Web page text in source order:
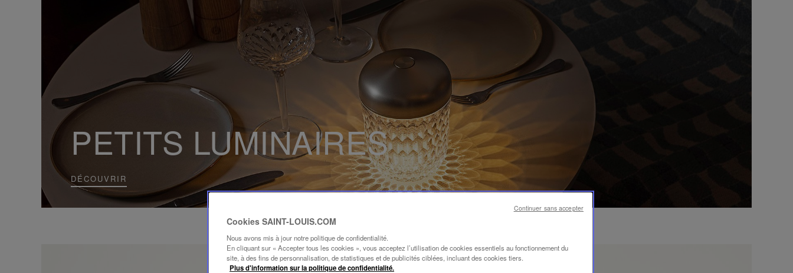
PETITS LUMINAIRES
DÉCOUVRIR
Cookies SAINT-LOUIS.COM
Nous avons mis à jour notre politique de confidentialité.
En cliquant sur « Accepter tous les cookies », vous acceptez l’utilisation de cookies essentiels au fonctionnement du
site, à des fins de personnalisation, de statistiques et de publicités ciblées, incluant des cookies tiers.
Plus d'information sur la politique de confidentialité.
Continuer sans accepter